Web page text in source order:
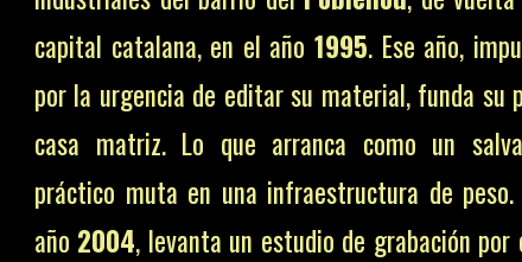
capital catalana, en el año 1995. Ese año,
por la urgencia de editar su material, funda su
casa matriz. Lo que arranca como un
práctico muta en una infraestructura de peso.
año 2004, levanta un estudio de grabación por